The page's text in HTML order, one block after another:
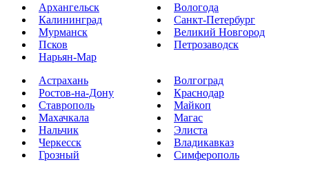
Архангельск
Вологода
Калининград
Санкт-Петербург
Мурманск
Великий Новгород
Псков
Петрозаводск
Нарьян-Мар
Астрахань
Волгоград
Ростов-на-Дону
Краснодар
Ставрополь
Майкоп
Махачкала
Магас
Нальчик
Элиста
Черкесск
Владикавказ
Грозный
Симферополь